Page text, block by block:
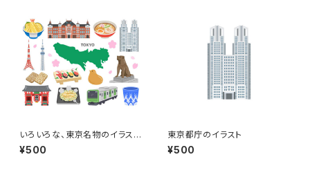
いろいろな、東京名物のイラスト
セット
¥500
東京都庁のイラスト
¥500